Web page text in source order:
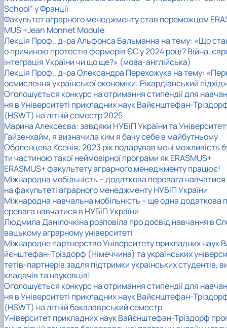
School” у Франції
Факультет аграрного менеджменту став переможцем
MUS +Jean Monnet Module
Лекція Проф., д-ра Альфонса Бальманна на тему: «Що
о причиною протестів фермерів ЄС у 2024 році? Війна,
інтеграція України чи що ще?» (мова-англійська)
Лекція Проф., д-ра Олександра Перехожука на тему:
осмислення української економіки: Рікардіанський підхід»
Оголошується конкурс на отримання стипендії для навчан
ня в Університеті прикладних наук Вайєнштефан-
(HSWT) на літній семестр 2025
Марина Алексеєва: завдяки НУБіП України та
Гайзенхайм, я визначила ким я бачу себе в майбутньому
Оболенцева Ксенія: 2023 рік подарував мені можливість
ти частиною такої неймовірної програми як ERASMUS+
ERASMUS+ факультету аграрного менеджменту працює!
Міжнародна мобільність – додаткова перевага навчатися
на факультеті аграрного менеджменту НУБіП України
Міжнародна навчальна мобільність – ще одна додаткова п
еревага навчатися в НУБіП України
Людмила Данілочкіна розповіла про досвід навчання в
вацькому аграрному університеті
Міжнародне партнерство Університету прикладних наук
йєнштефан-Тріздорф (Німеччина) та українських універси
тетів-партнерів задля підтримки українських студентів,
кладачів та науковців!
Оголошується конкурс на отримання стипендії для навчан
ня в Університеті прикладних наук Вайєнштефан-
(HSWT) на літній бакалаврський семестр
Університет прикладних наук Вайєнштефан-Тріздорф